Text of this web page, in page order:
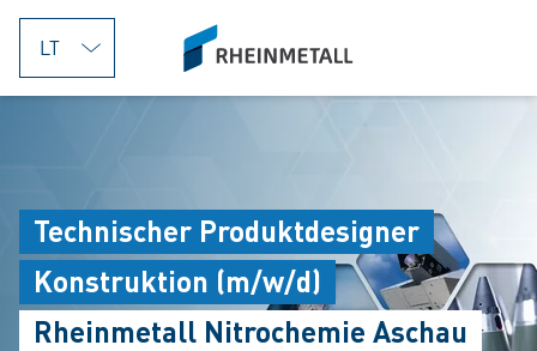
jumpToMain
siteLogo
Technischer Produktdesigner
Konstruktion (m/w/d)
Rheinmetall Nitrochemie Aschau